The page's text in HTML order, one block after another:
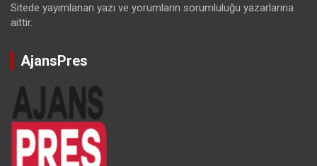
Sitede yayımlanan yazı ve yorumların sorumluluğu yazarlarına
aittir.
AjansPres